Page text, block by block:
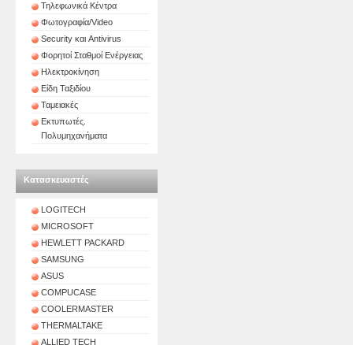
Τηλεφωνικά Κέντρα
Φωτογραφία/Video
Security και Antivirus
Φορητοί Σταθμοί Ενέργειας
Ηλεκτροκίνηση
Είδη Ταξιδίου
Ταμειακές
Εκτυπωτές.
Πολυμηχανήματα
Κατασκευαστές
LOGITECH
MICROSOFT
HEWLETT PACKARD
SAMSUNG
ASUS
COMPUCASE
COOLERMASTER
THERMALTAKE
ALLIED TECH